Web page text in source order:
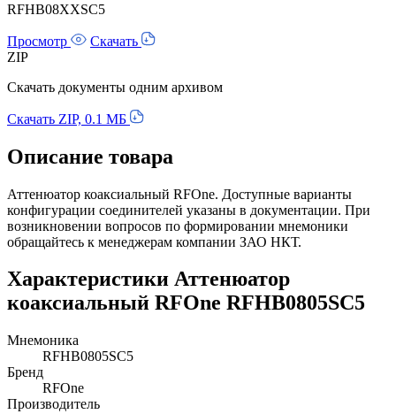
RFHB08XXSC5
Просмотр
Скачать
ZIP
Скачать документы одним архивом
Скачать ZIP, 0.1 МБ
Описание товара
Аттенюатор коаксиальный RFOne. Доступные варианты
конфигурации соединителей указаны в документации. При
возникновении вопросов по формировании мнемоники
обращайтесь к менеджерам компании ЗАО НКТ.
Характеристики Аттенюатор
коаксиальный RFOne RFHB0805SC5
Мнемоника
RFHB0805SC5
Бренд
RFOne
Производитель